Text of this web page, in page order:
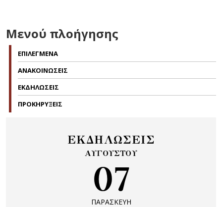
Μενού πλοήγησης
ΕΠΙΛΕΓΜΕΝΑ
ΑΝΑΚΟΙΝΩΣΕΙΣ
ΕΚΔΗΛΩΣΕΙΣ
ΠΡΟΚΗΡΥΞΕΙΣ
ΕΚΔΗΛΩΣΕΙΣ
ΑΥΓΟΥΣΤΟΥ
07
ΠΑΡΑΣΚΕΥΗ